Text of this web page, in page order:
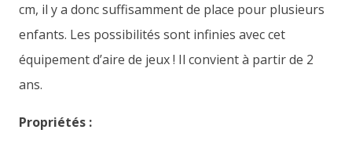
cm, il y a donc suffisamment de place pour plusieurs
enfants. Les possibilités sont infinies avec cet
équipement d’aire de jeux ! Il convient à partir de 2
ans.
Propriétés :